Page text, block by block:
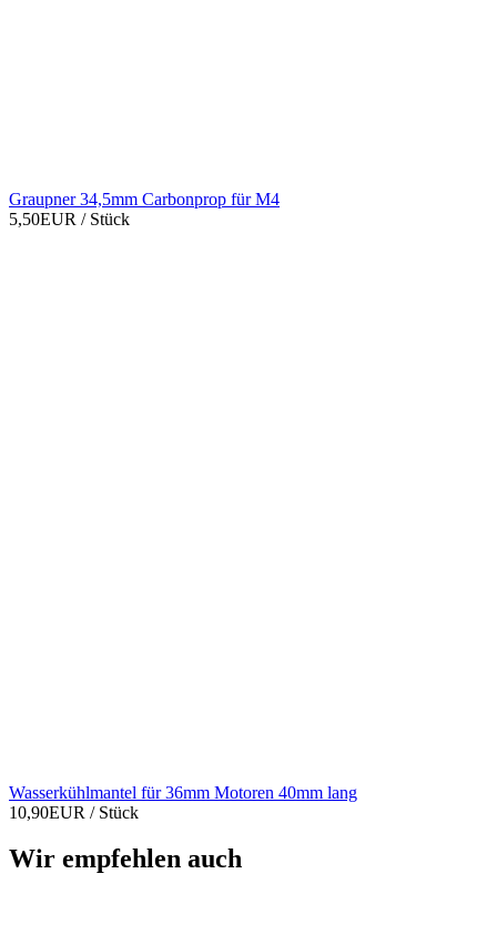
Graupner 34,5mm Carbonprop für M4
5,50EUR / Stück
Wasserkühlmantel für 36mm Motoren 40mm lang
10,90EUR / Stück
Wir empfehlen auch